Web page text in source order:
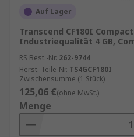
Auf Lager
Transcend CF180I
Industriequalität 4 GB,
RS Best.-Nr. 262-9744
Herst. Teile-Nr. TS4GCF180I
Zwischensumme (1 Stück)
125,06 €(ohne MwSt.)
Menge